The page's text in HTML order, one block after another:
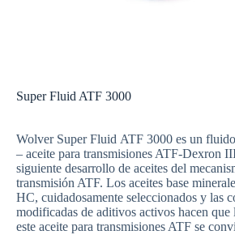
Super Fluid ATF 3000
Wolver Super Fluid ATF 3000 es un
– aceite para transmisiones ATF-Dexron
siguiente desarrollo de aceites del
transmisión ATF. Los aceites base
HC, cuidadosamente seleccionados y las
modificadas de aditivos activos hacen que
este aceite para transmisiones ATF se